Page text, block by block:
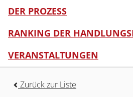
DER PROZESS
RANKING DER
VERANSTALTUNGEN
Zurück zur Liste